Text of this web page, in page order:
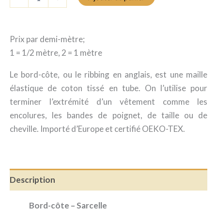
Sarcelle
Prix par demi-mètre;
1 = 1/2 mètre, 2 = 1 mètre
Le bord-côte, ou le ribbing en anglais, est une maille
élastique de coton tissé en tube. On l’utilise pour
terminer l’extrémité d’un vêtement comme les
encolures, les bandes de poignet, de taille ou de
cheville. Importé d’Europe et certifié OEKO-TEX.
Description
Bord-côte – Sarcelle